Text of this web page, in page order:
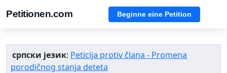
Petitionen.com Beginne eine Petition
српски језик: Peticija protiv člana - Promena
porodičnog stanja deteta